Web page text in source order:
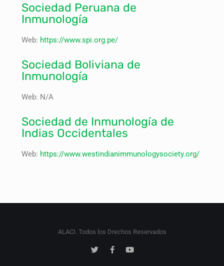
Sociedad Peruana de
Inmunología
Web: https://www.spi.org.pe/
Sociedad Boliviana de
Inmunología
Web: N/A
Sociedad de Inmunología de
Indias Occidentales
Web: https://www.westindianimmunologysociety.org/
ALACI. Todos los Drechos Reservados